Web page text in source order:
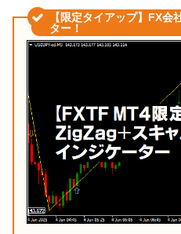
【限定タイアップ】FX
ター！